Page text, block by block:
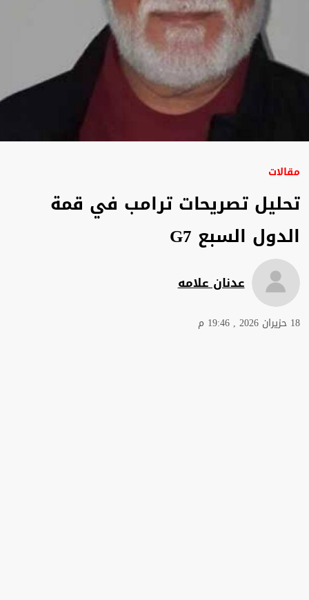
مقالات
تحليل تصريحات ترامب في قمة
الدول السبع G7
عدنان علامه
18 حزيران 2026 , 19:46 م